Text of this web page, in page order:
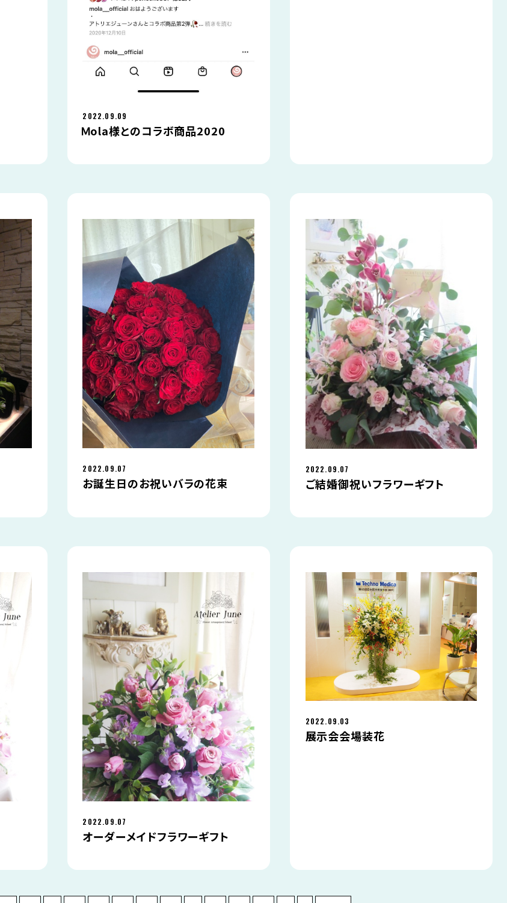
2022.09.09
Ｍola様とのコラボ商品2020
2022.09.07
お誕生日のお祝いバラの花束
2022.09.07
ご結婚御祝いフラワーギフト
2022.09.07
オーダーメイドフラワーギフト
2022.09.03
展示会会場装花